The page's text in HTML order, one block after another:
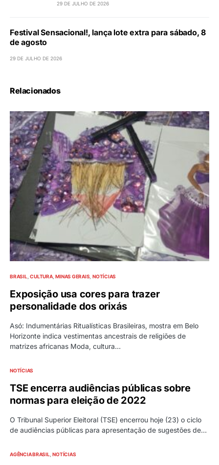
29 DE JULHO DE 2026
Festival Sensacional!, lança lote extra para sábado, 8
de agosto
29 DE JULHO DE 2026
Relacionados
BRASIL CULTURA MINAS GERAIS NOTÍCIAS
Exposição usa cores para trazer
personalidade dos orixás
Asó: Indumentárias Ritualísticas Brasileiras, mostra em Belo
Horizonte indica vestimentas ancestrais de religiões de
matrizes africanas Moda, cultura…
NOTÍCIAS
TSE encerra audiências públicas sobre
normas para eleição de 2022
O Tribunal Superior Eleitoral (TSE) encerrou hoje (23) o ciclo
de audiências públicas para apresentação de sugestões de…
AGÊNCIA BRASIL NOTÍCIAS